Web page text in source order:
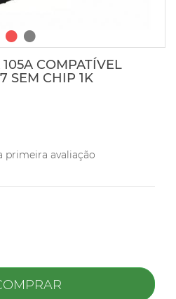
COMPATÍVEL
SEM CHIP 1K
primeira avaliação